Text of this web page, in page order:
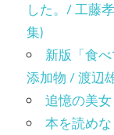
した。/ 工藤
集)
新版「食
添加物 / 渡辺
追憶の美
本を読め